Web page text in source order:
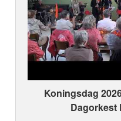
Koningsdag
Dagorkest